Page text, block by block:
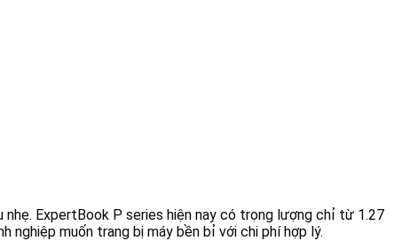
ExpertBook P series hiện nay có trọng lượng chỉ từ 1.27
nghiệp muốn trang bị máy bền bỉ với chi phí hợp lý.